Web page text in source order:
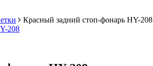
Красный задний стоп-фонарь HY-208